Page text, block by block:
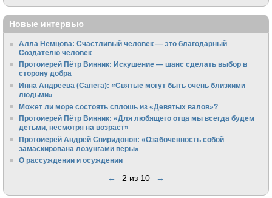
Новые интервью
Алла Немцова: Счастливый человек — это благодарный
Создателю человек
Протоиерей Пётр Винник: Искушение — шанс сделать выбор в
сторону добра
Инна Андреева (Сапега): «Святые могут быть очень близкими
людьми»
Может ли море состоять сплошь из «Девятых валов»?
Протоиерей Пётр Винник: «Для любящего отца мы всегда будем
детьми, несмотря на возраст»
Протоиерей Андрей Спиридонов: «Озабоченность собой
замаскирована лозунгами веры»
О рассуждении и осуждении
← 2 из 10 →